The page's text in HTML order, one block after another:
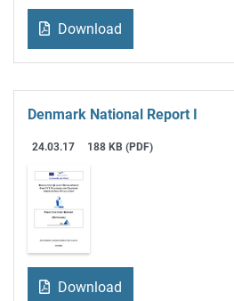
Download
Denmark National Report I
24.03.17 188 KB (PDF)
Download